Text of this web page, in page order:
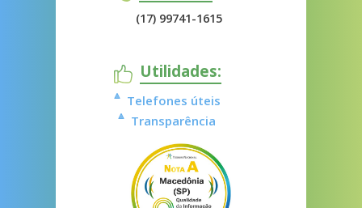
(17) 99741-1615
Utilidades:
Telefones úteis
Transparência